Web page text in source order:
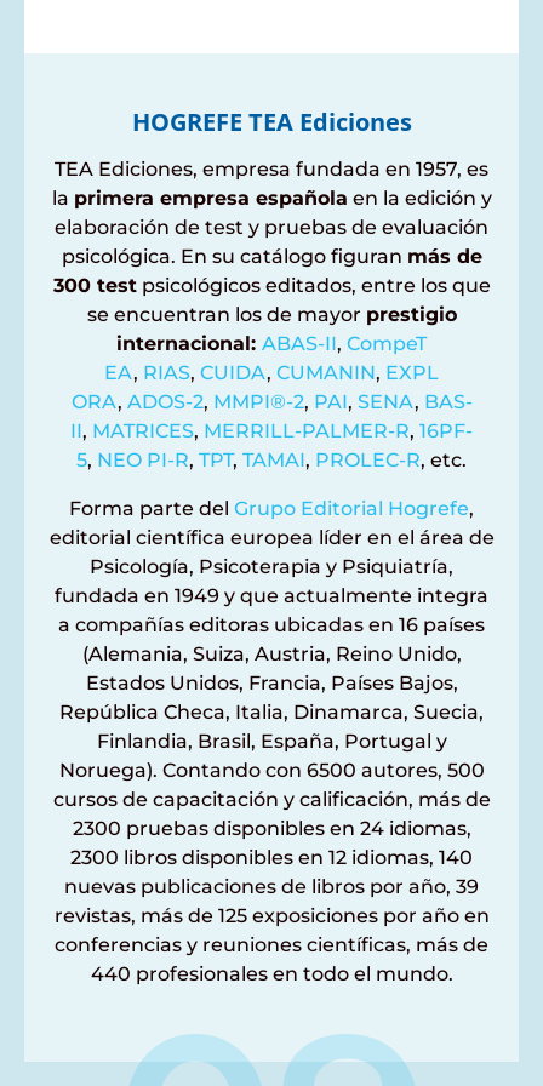
HOGREFE TEA Ediciones
TEA Ediciones, empresa fundada en 1957, es
la primera empresa española en la edición y
elaboración de test y pruebas de evaluación
psicológica. En su catálogo figuran más de
300 testpsicológicos editados, entre los que
se encuentran los de mayor prestigio
internacional: ABAS-II, CompeT
EA, RIAS, CUIDA, CUMANIN, EXPL
ORA, ADOS-2, MMPI®-2, PAI, SENA, BAS-
II, MATRICES, MERRILL-PALMER-R, 16PF-
5, NEO PI-R, TPT, TAMAI, PROLEC-R, etc.
Forma parte del Grupo Editorial Hogrefe,
editorial científica europea líder en el área de
Psicología, Psicoterapia y Psiquiatría,
fundada en 1949 y que actualmente integra
a compañías editoras ubicadas en 16 países
(Alemania, Suiza, Austria, Reino Unido,
Estados Unidos, Francia, Países Bajos,
República Checa, Italia, Dinamarca, Suecia,
Finlandia, Brasil, España, Portugal y
Noruega). Contando con 6500 autores, 500
cursos de capacitación y calificación, más de
2300 pruebas disponibles en 24 idiomas,
2300 libros disponibles en 12 idiomas, 140
nuevas publicaciones de libros por año, 39
revistas, más de 125 exposiciones por año en
conferencias y reuniones científicas, más de
440 profesionales en todo el mundo.